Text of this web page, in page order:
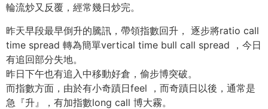
輪流炒又反覆，經常幾日炒完。
昨天早段最早倒升的騰訊，帶領指數回升， 逐步將ratio call
time spread 轉為簡單vertical time bull call spread ，今日
有追回部分失地。
昨日下午也有追入中移動好倉，偷步博突破。
而指數方面，由於有小奇蹟日feel ，而奇蹟日以後，通常是
急『升』，有加指數long call 博大霧。